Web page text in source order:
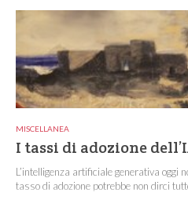
MISCELLANEA
I tassi di adozione
L’intelligenza artificiale generativa oggi
tasso di adozione potrebbe non dirci